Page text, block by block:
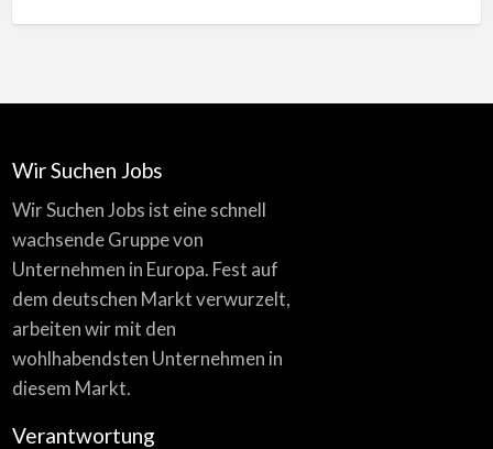
Wir Suchen Jobs
Wir Suchen Jobs ist eine schnell
wachsende Gruppe von
Unternehmen in Europa. Fest auf
dem deutschen Markt verwurzelt,
arbeiten wir mit den
wohlhabendsten Unternehmen in
diesem Markt.
Verantwortung